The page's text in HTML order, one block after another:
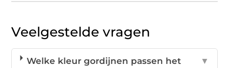
Veelgestelde vragen
Welke kleur gordijnen passen het
▼